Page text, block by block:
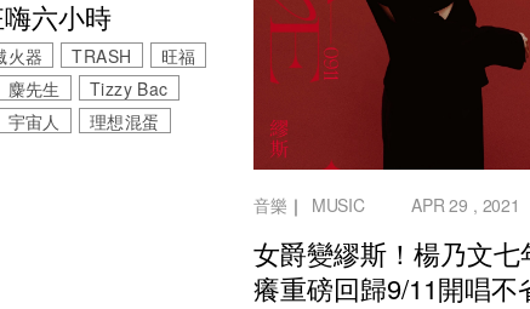
六小時
火器 TRASH
旺福
麋先生
Tizzy Bac
宇宙人 理想混蛋
音樂 ｜ MUSIC APR 29 , 2021
女爵變繆斯！楊乃文七
癢重磅回歸9/11開唱不